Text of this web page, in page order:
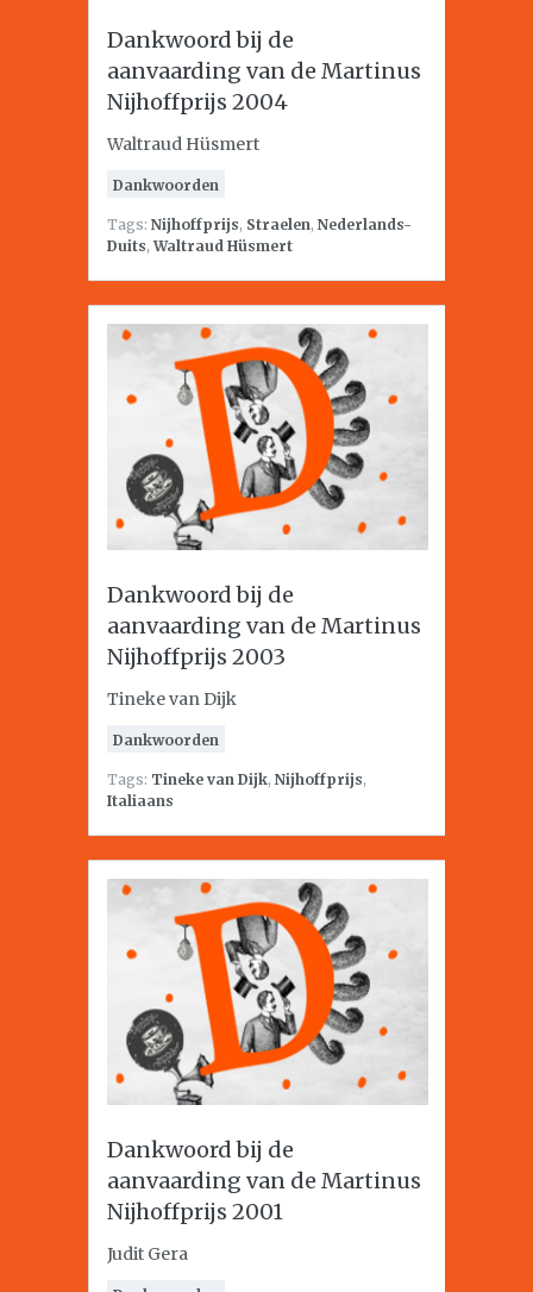
Dankwoord bij de
aanvaarding van de Martinus
Nijhoffprijs 2004
Waltraud Hüsmert
Dankwoorden
Tags: Nijhoffprijs, Straelen, Nederlands-
Duits,Waltraud Hüsmert
Dankwoord bij de
aanvaarding van de Martinus
Nijhoffprijs 2003
Tineke van Dijk
Dankwoorden
Tags: Tineke van Dijk, Nijhoffprijs,
Italiaans
Dankwoord bij de
aanvaarding van de Martinus
Nijhoffprijs 2001
Judit Gera